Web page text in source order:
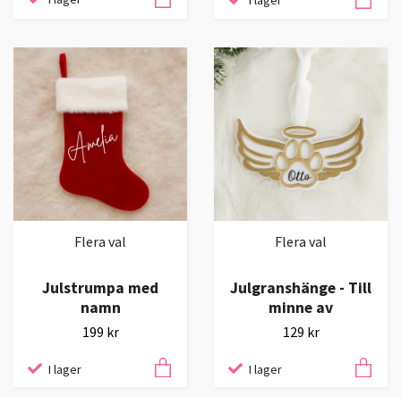
Flera val
Julstrumpa med
namn
199 kr
I lager
Flera val
Julgranshänge - Till
minne av
129 kr
I lager